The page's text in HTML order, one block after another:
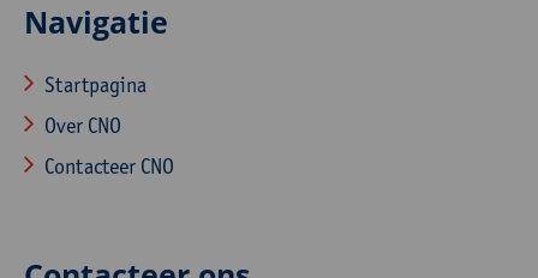
Navigatie
Startpagina
Over CNO
Contacteer CNO